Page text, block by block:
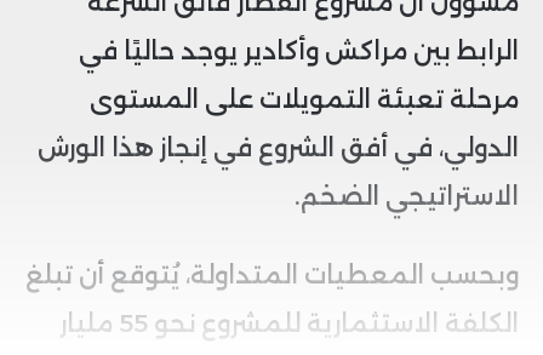
الرابط بين مراكش وأكادير يوجد حاليًا في
مرحلة تعبئة التمويلات على المستوى
الدولي، في أفق الشروع في إنجاز هذا الورش
الاستراتيجي الضخم.
وبحسب المعطيات المتداولة، يُتوقع أن تبلغ
الكلفة الاستثمارية للمشروع نحو 55 مليار